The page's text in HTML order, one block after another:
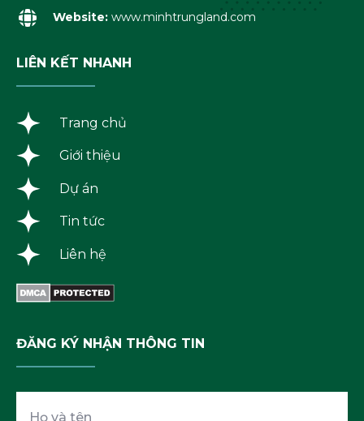
Website:www.minhtrungland.com
LIÊN KẾT NHANH
Trang chủ
Giới thiệu
Dự án
Tin tức
Liên hệ
ĐĂNG KÝ NHẬN THÔNG TIN
và